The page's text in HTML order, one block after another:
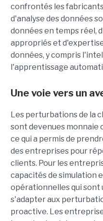
confrontés les
d'analyse des données
données en temps réel,
appropriés et
données, y compris
l'apprentissage
Une voie vers un
Les perturbations de la
sont devenues monnaie
ce qui a permis de
des entreprises pour
clients. Pour les
capacités de simulation
opérationnelles qui sont
s'adapter aux
proactive. Les